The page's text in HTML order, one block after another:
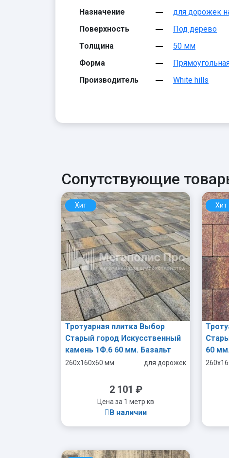
Назначение
для дорожек
Поверхность
Под дерево
Толщина
50 мм
Форма
Производитель
White hills
Сопутствующие
Хит
Тротуарная плитка Выбор
Старый город Искусственный
камень 1Ф.6 60 мм. Базальт
260x160x60 мм для дорожек
2 101 ₽
Цена за 1 метр кв
В наличии
Хит
60